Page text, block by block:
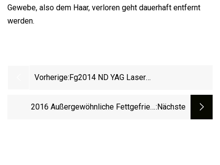
Gewebe, also dem Haar, verloren geht dauerhaft entfernt
werden.
Vorherige: Fg2014 ND YAG Laser
2016 Außergewöhnliche Fettgefrier-:nächste